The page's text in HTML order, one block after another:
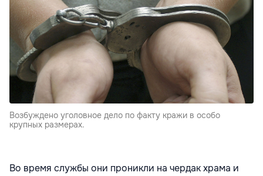
Возбуждено уголовное дело по факту кражи в особо
крупных размерах.
Во время службы они проникли на чердак храма и